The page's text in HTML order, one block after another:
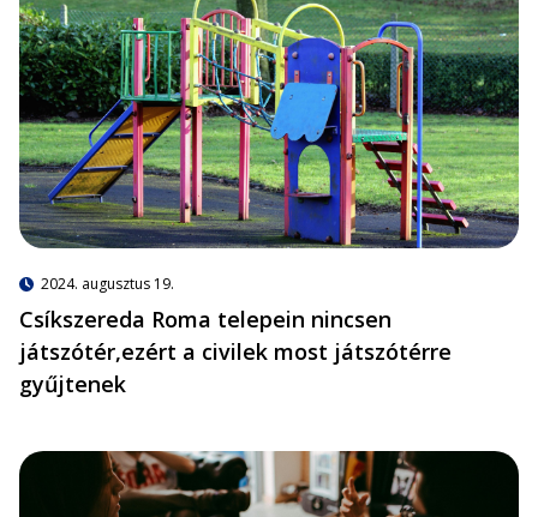
2024. augusztus 19.
Csíkszereda Roma telepein nincsen
játszótér,ezért a civilek most játszótérre
gyűjtenek